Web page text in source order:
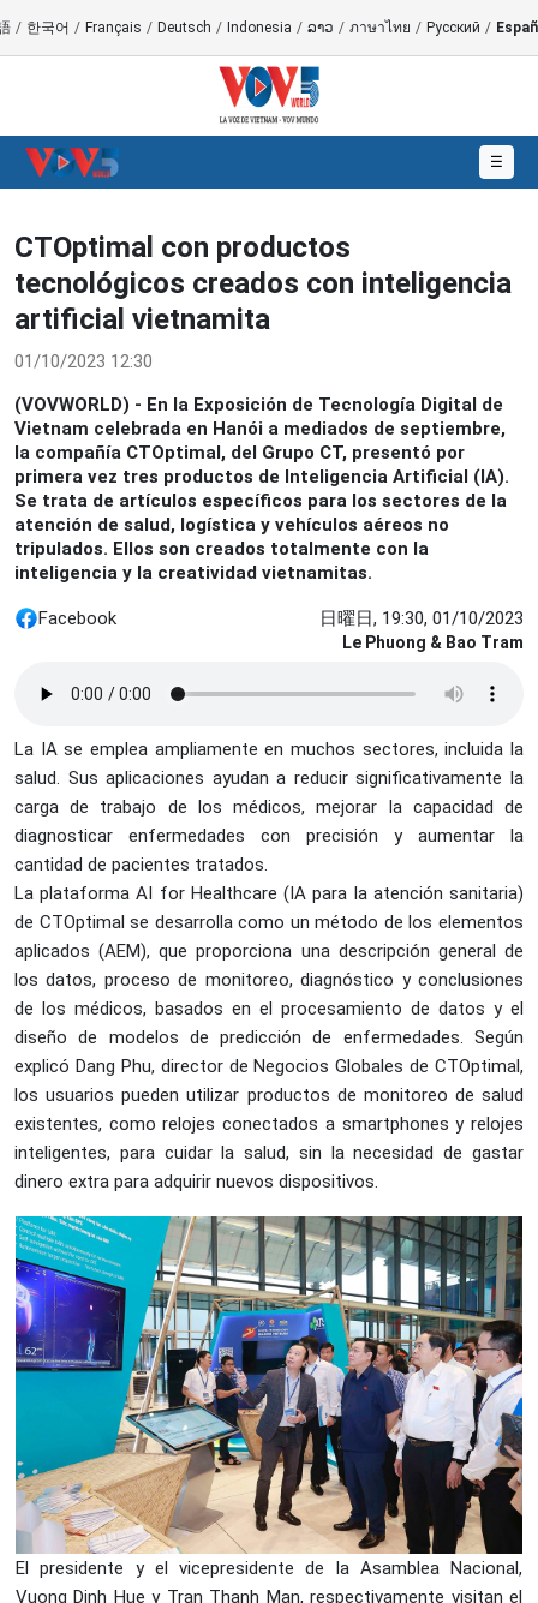
/ 한국어 / Français / Deutsch / Indonesia / ລາວ / ภาษาไทย / Русский /
☰
CTOptimal con productos
tecnológicos creados con inteligencia
artificial vietnamita
01/10/2023 12:30
(VOVWORLD) - En la Exposición de Tecnología Digital de
Vietnam celebrada en Hanói a mediados de septiembre,
la compañía CTOptimal, del Grupo CT, presentó por
primera vez tres productos de Inteligencia Artificial (IA).
Se trata de artículos específicos para los sectores de la
atención de salud, logística y vehículos aéreos no
tripulados. Ellos son creados totalmente con la
inteligencia y la creatividad vietnamitas.
Facebook 日曜日, 19:30, 01/10/2023
Le Phuong & Bao Tram
La IA se emplea ampliamente en muchos sectores, incluida la
salud. Sus aplicaciones ayudan a reducir significativamente la
carga de trabajo de los médicos, mejorar la capacidad de
diagnosticar enfermedades con precisión y aumentar la
cantidad de pacientes tratados.
La plataforma AI for Healthcare (IA para la atención sanitaria)
de CTOptimal se desarrolla como un método de los elementos
aplicados (AEM), que proporciona una descripción general de
los datos, proceso de monitoreo, diagnóstico y conclusiones
de los médicos, basados en el procesamiento de datos y el
diseño de modelos de predicción de enfermedades. Según
explicó Dang Phu, director de Negocios Globales de CTOptimal,
los usuarios pueden utilizar productos de monitoreo de salud
existentes, como relojes conectados a smartphones y relojes
inteligentes, para cuidar la salud, sin la necesidad de gastar
dinero extra para adquirir nuevos dispositivos.
El presidente y el vicepresidente de la Asamblea Nacional,
Vuong Dinh Hue y Tran Thanh Man, respectivamente visitan el